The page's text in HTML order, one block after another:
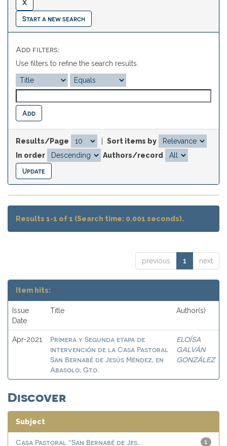
Start a new search
Add filters:
Use filters to refine the search results.
Results/Page
Sort items by
In order
Authors/record
Results 1-1 of 1 (Search time: 0.001 seconds).
previous 1 next
Item hits:
Issue
Date
Title Author(s)
Apr-2021
Primera y Segunda etapa de
intervención de la Casa Pastoral
San Bernabé de Jesús Méndez, en
Abasolo, Gto.
ELOÍSA
GALVÁN
GONZÁLEZ
Discover
Subject
1
Casa Pastoral “San Bernabé de Jes...